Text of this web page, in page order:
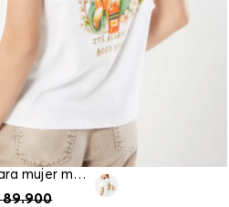
Camiseta para mujer manga corta
89.900